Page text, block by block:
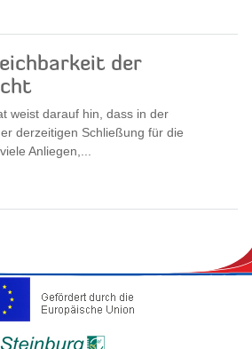
der
weist darauf hin, dass in der
derzeitigen Schließung für die
Anliegen,...